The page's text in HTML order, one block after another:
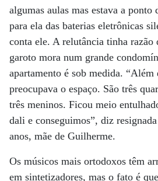
algumas aulas mas estava a
para ela das baterias eletrônicas
conta ele. A relutância tinha razão
garoto mora num grande
apartamento é sob medida.
preocupava o espaço. São três
três meninos. Ficou meio
dali e conseguimos”, diz
anos, mãe de Guilherme.
Os músicos mais ortodoxos têm
em sintetizadores, mas o fato é